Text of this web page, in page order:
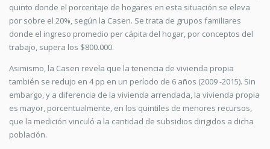
quinto donde el porcentaje de hogares en esta situación se eleva
por sobre el 20%, según la Casen. Se trata de grupos familiares
donde el ingreso promedio per cápita del hogar, por conceptos del
trabajo, supera los $800.000.
Asimismo, la Casen revela que la tenencia de vivienda propia
también se redujo en 4 pp en un período de 6 años (2009 -2015). Sin
embargo, y a diferencia de la vivienda arrendada, la vivienda propia
es mayor, porcentualmente, en los quintiles de menores recursos,
que la medición vinculó a la cantidad de subsidios dirigidos a dicha
población.